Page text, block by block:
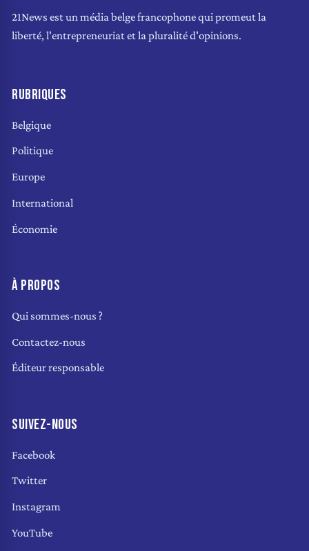
21News est un média belge francophone qui promeut la
liberté, l'entrepreneuriat et la pluralité d'opinions.
RUBRIQUES
Belgique
Politique
Europe
International
Économie
À PROPOS
Qui sommes-nous ?
Contactez-nous
Éditeur responsable
SUIVEZ-NOUS
Facebook
Twitter
Instagram
YouTube